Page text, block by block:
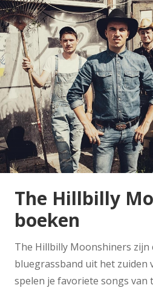
The Hillbilly
boeken
The Hillbilly Moonshiners zijn
bluegrassband uit het zuiden
spelen je favoriete songs van